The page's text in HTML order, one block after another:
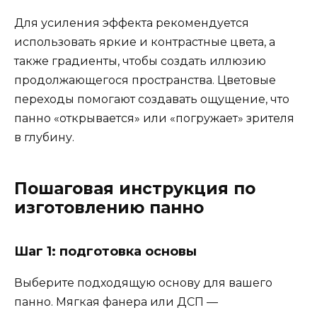
Для усиления эффекта рекомендуется
использовать яркие и контрастные цвета, а
также градиенты, чтобы создать иллюзию
продолжающегося пространства. Цветовые
переходы помогают создавать ощущение, что
панно «открывается» или «погружает» зрителя
в глубину.
Пошаговая инструкция по
изготовлению панно
Шаг 1: подготовка основы
Выберите подходящую основу для вашего
панно. Мягкая фанера или ДСП —